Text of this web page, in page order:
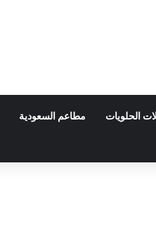
الحلويات مطاعم السعودية